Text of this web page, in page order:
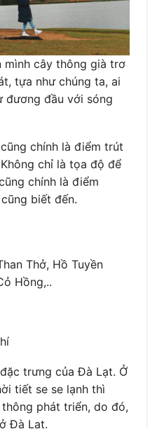
mình cây thông già trơ
tựa như chúng ta, ai
đương đầu với sóng
chính là điểm trút
chỉ là tọa độ để
chính là điểm
biết đến.
Thở, Hồ Tuyền
Hồng,..
trưng của Đà Lạt. Ở
tiết se se lạnh thì
phát triển, do đó,
Đà Lạt.